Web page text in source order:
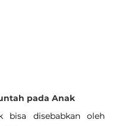
pada Anak
bisa disebabkan oleh